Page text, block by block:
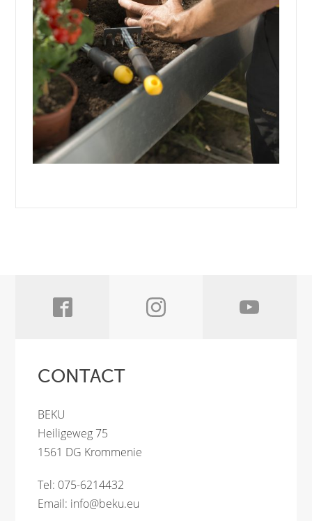
CONTACT
BEKU
Heiligeweg 75
1561 DG Krommenie
Tel: 075-6214432
Email: info@beku.eu